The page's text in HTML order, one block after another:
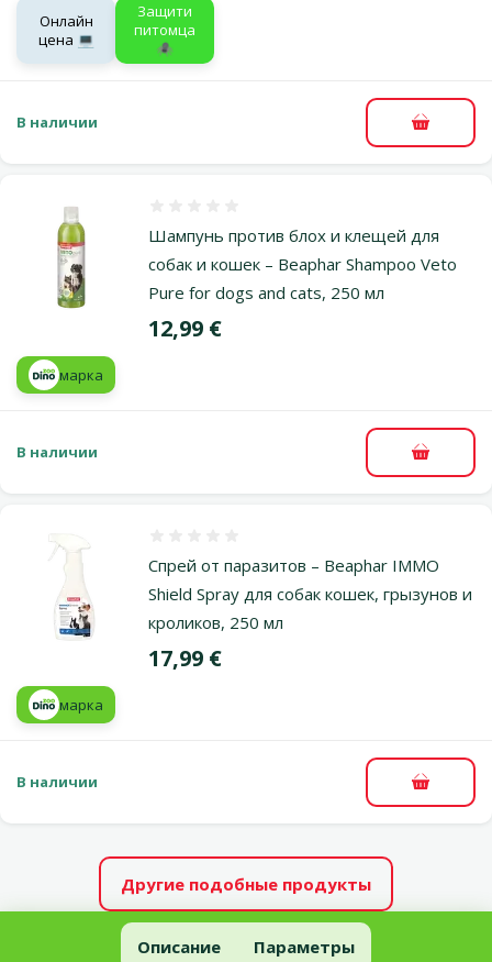
Онлайн
цена 💻
Защити
питомца
🕷️
В наличии В
Шампунь против блох и клещей для
собак и кошек – Beaphar Shampoo Veto
Pure for dogs and cats, 250 мл
Цена
12,99 €
марка
В наличии В
Спрей от паразитов – Beaphar IMMO
Shield Spray для собак кошек, грызунов и
кроликов, 250 мл
Цена
17,99 €
марка
В наличии В
Другие подобные продукты
Препарат против блох, клещей для собак и кошек – Bolfo
Описание Параметры